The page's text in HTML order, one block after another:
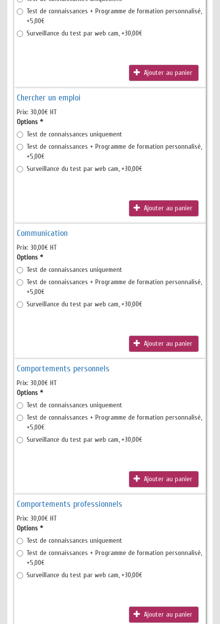
Test de connaissances + Programme de formation personnalisé,
+5,00€
Surveillance du test par web cam, +30,00€
Ajouter au panier
Chercher un emploi
Prix: 30,00€ HT
Options *
Test de connaissances uniquement
Test de connaissances + Programme de formation personnalisé,
+5,00€
Surveillance du test par web cam, +30,00€
Ajouter au panier
Communication
Prix: 30,00€ HT
Options *
Test de connaissances uniquement
Test de connaissances + Programme de formation personnalisé,
+5,00€
Surveillance du test par web cam, +30,00€
Ajouter au panier
Comportements personnels
Prix: 30,00€ HT
Options *
Test de connaissances uniquement
Test de connaissances + Programme de formation personnalisé,
+5,00€
Surveillance du test par web cam, +30,00€
Ajouter au panier
Comportements professionnels
Prix: 30,00€ HT
Options *
Test de connaissances uniquement
Test de connaissances + Programme de formation personnalisé,
+5,00€
Surveillance du test par web cam, +30,00€
Ajouter au panier